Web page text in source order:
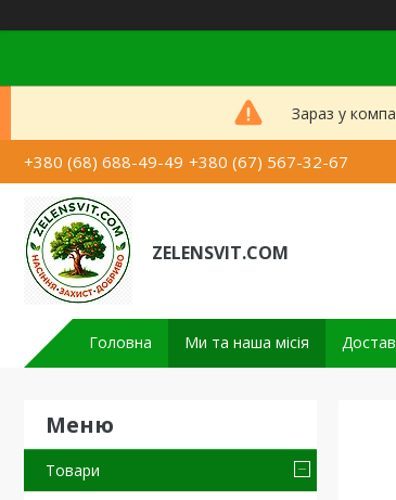
Зараз у
+380 (68) 688-49-49 +380 (67) 567-32-67
ZELENSVIT.COM
Головна Ми та наша місія
Товари